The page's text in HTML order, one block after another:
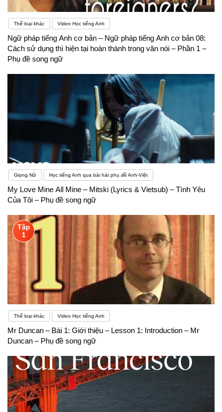
Thể loại khác Video Học tiếng Anh
Ngữ pháp tiếng Anh cơ bản – Ngữ pháp tiếng Anh cơ bản 08:
Cách sử dụng thì hiện tại hoàn thành trong văn nói – Phần 1 –
Phụ đề song ngữ
Giọng Nữ Học tiếng Anh qua bài hát phụ đề Anh-Việt
My Love Mine All Mine – Mitski (Lyrics & Vietsub) – Tình Yêu
Của Tôi – Phụ đề song ngữ
Tập
1
Thể loại khác Video Học tiếng Anh
Mr Duncan – Bài 1: Giới thiệu – Lesson 1: Introduction – Mr
Duncan – Phụ đề song ngữ